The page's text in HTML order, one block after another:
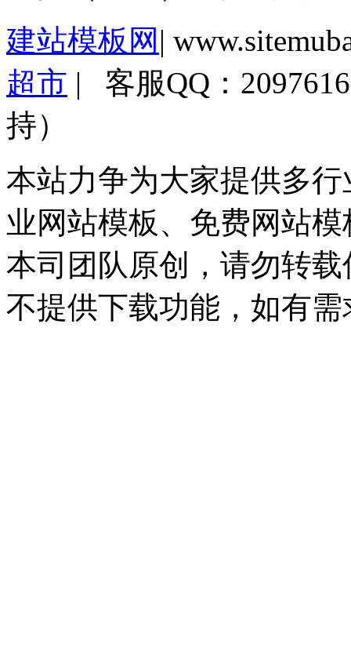
建站模板网 |
超市 | 客服QQ：
持）
本站力争为大家提供多
业网站模板、免费网站
本司团队原创，请勿转
不提供下载功能，如有